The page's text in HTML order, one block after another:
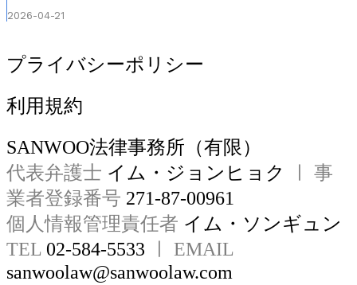
2026-04-21
プライバシーポリシー
利用規約
SANWOO法律事務所（有限）
代表弁護士 イム・ジョンヒョク
ㅣ 事
業者登録番号 271-87-00961
個人情報管理責任者 イム・ソンギュン
TEL 02-584-5533 ㅣ EMAIL
sanwoolaw@sanwoolaw.com